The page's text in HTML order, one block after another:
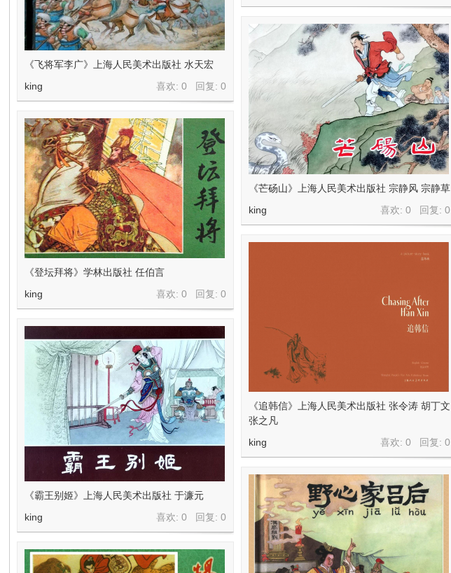
《飞将军李广》上海人民美术出版社 水天宏
喜欢: 0 回复:0
king
《芒砀山》上海人民美术出版社 宗静风 宗静草
喜欢: 0 回复:0
king
《登坛拜将》学林出版社 任伯言
喜欢: 0 回复:0
king
《追韩信》上海人民美术出版社 张令涛 胡丁文
张之凡
喜欢: 0 回复:0
king
《霸王别姬》上海人民美术出版社 于濂元
喜欢: 0 回复:0
king